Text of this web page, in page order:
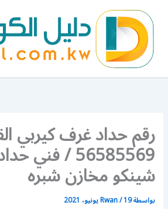
المحتوى
رقم حداد غرف كيربي
56585569 /
شينكو مخازن شبره
بواسطة Rwan/19 يونيو، 2021